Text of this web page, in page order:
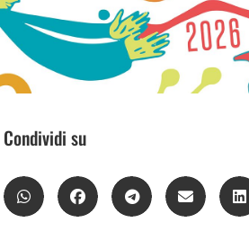
Condividi su